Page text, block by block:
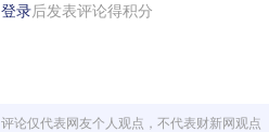
登录后发表评论得积分
评论仅代表网友个人观点，不代表财新网观点